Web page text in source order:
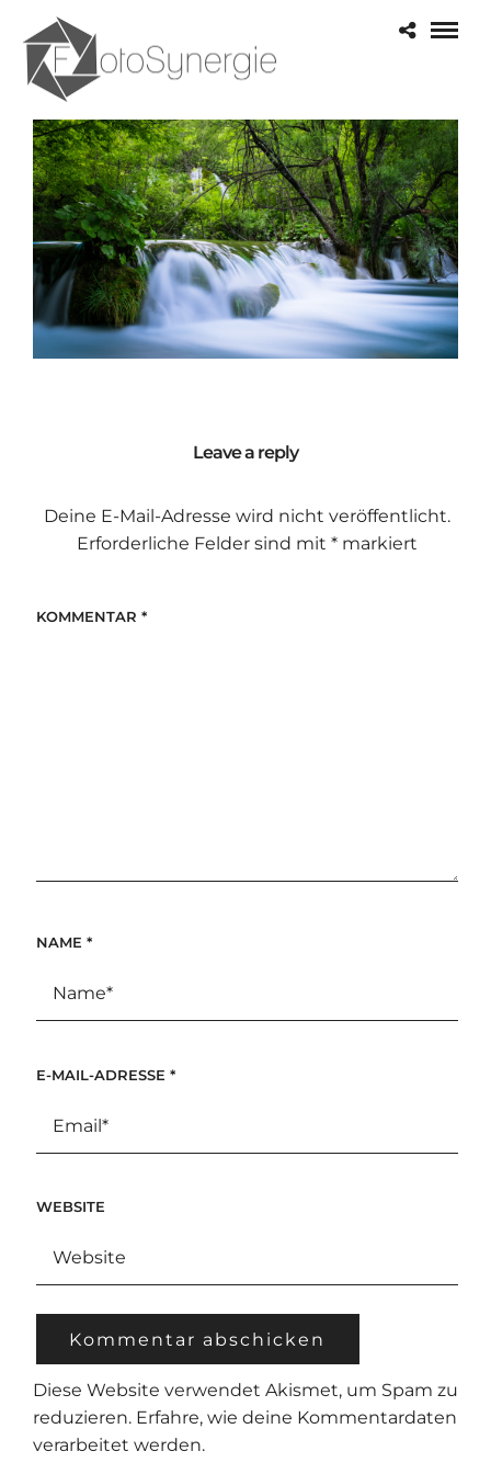
Leave a reply
Deine E-Mail-Adresse wird nicht veröffentlicht.
Erforderliche Felder sind mit *markiert
KOMMENTAR *
NAME *
E-MAIL-ADRESSE *
WEBSITE
Diese Website verwendet Akismet, um Spam zu
reduzieren. Erfahre, wie deine Kommentardaten
verarbeitet werden.